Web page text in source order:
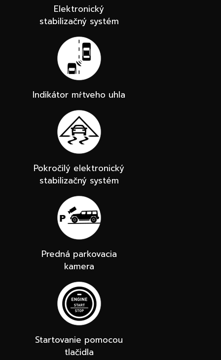
Elektronický
stabilizačný systém
Indikátor mŕtveho uhla
Pokročilý elektronický
stabilizačný systém
Predná parkovacia
kamera
Startovanie pomocou
tlačidla